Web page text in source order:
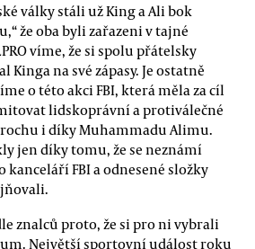
války stáli už King a Ali bok
že oba byli zařazeni v tajné
víme, že si spolu přátelsky
Kinga na své zápasy. Je ostatně
o této akci FBI, která měla za cíl
lidskoprávní a protiválečné
i díky Muhammadu Alimu.
jen díky tomu, že se neznámí
FBI a odnesené složky
znalců proto, že si pro ni vybrali
Největší sportovní událost roku